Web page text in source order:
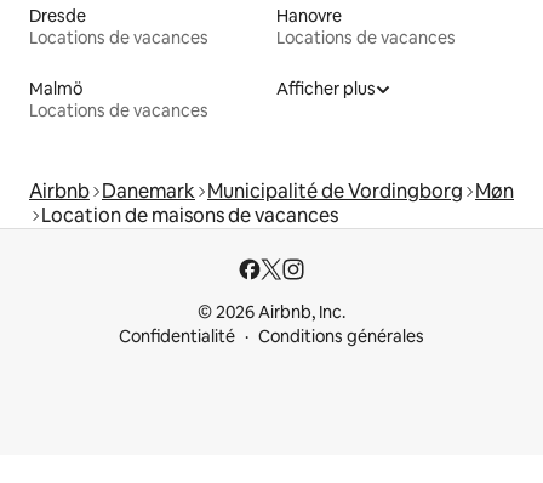
Dresde
Locations de vacances
Hanovre
Locations de vacances
Malmö
Locations de vacances
Afficher plus
Airbnb Danemark Municipalité de Vordingborg Møn
Location de maisons de vacances
© 2026 Airbnb, Inc.
Confidentialité
Conditions générales